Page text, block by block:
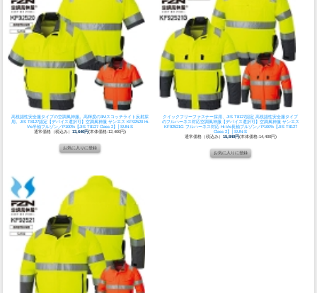
高視認性安全服タイプの空調風神服。高輝度の3Mスコッチライト反射採
用。JIS T8127認定【デバイス選択可】空調風神服 サンエス KF92520 Hi-
Vis半袖ブルゾン／P100%【JIS T8127 Class 2】│SUN-S
通常価格（税込み）13,640円(本体価格:12,400円)
クイックフリーファスナー採用、JIS T8127認定 高視認性安全服タイプ
のフルハーネス対応空調風神服
【デバイス選択可】空調風神服 サンエス
KF92521G フルハーネス対応 Hi-Vis長袖ブルゾン／P100%【JIS T8127
Class 2】│SUN-S
通常価格（税込み） 15,840円(本体価格:14,400円)